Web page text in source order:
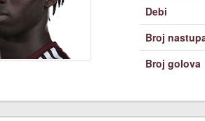
Debi
Broj
Broj golova